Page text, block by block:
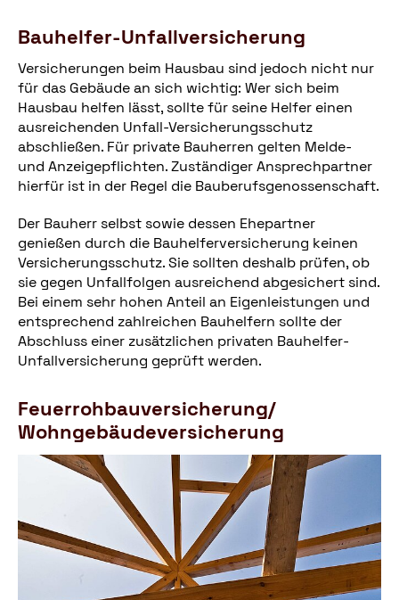
Bauhelfer-Unfallversicherung
Versicherungen beim Hausbau sind jedoch nicht nur
für das Gebäude an sich wichtig: Wer sich beim
Hausbau helfen lässt, sollte für seine Helfer einen
ausreichenden Unfall-Versicherungsschutz
abschließen. Für private Bauherren gelten Melde-
und Anzeigepflichten. Zuständiger Ansprechpartner
hierfür ist in der Regel die Bauberufsgenossenschaft.
Der Bauherr selbst sowie dessen Ehepartner
genießen durch die Bauhelferversicherung keinen
Versicherungsschutz. Sie sollten deshalb prüfen, ob
sie gegen Unfallfolgen ausreichend abgesichert sind.
Bei einem sehr hohen Anteil an Eigenleistungen und
entsprechend zahlreichen Bauhelfern sollte der
Abschluss einer zusätzlichen privaten Bauhelfer-
Unfallversicherung geprüft werden.
Feuerrohbauversicherung/
Wohngebäudeversicherung